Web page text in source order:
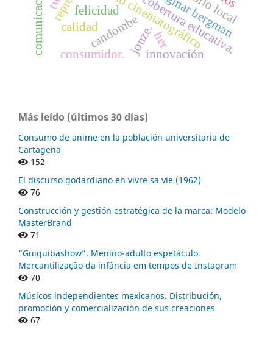
cobertura educativa.
calidadcandombe
consumidor.
felicidad
her
jonze.ingmar bergman
innovación
Más leído (últimos 30 días)
Consumo de anime en la población universitaria de
Cartagena
152
El discurso godardiano en vivre sa vie (1962)
76
Construcción y gestión estratégica de la marca: Modelo
MasterBrand
71
“Guiguibashow”. Menino-adulto espetáculo.
Mercantilização da infância em tempos de Instagram
70
Músicos independientes mexicanos. Distribución,
promoción y comercialización de sus creaciones
67